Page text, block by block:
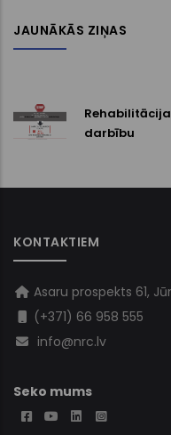
JAUNĀKĀS ZIŅAS
darbību
KONTAKTIEM
Asaru prospekts 61,
(+371) 66 958 555
info@nrc.lv
Seko mums